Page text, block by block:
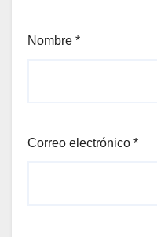
Nombre *
Correo electrónico *